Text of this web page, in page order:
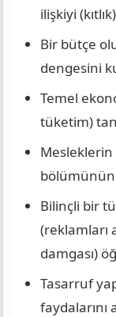
ilişkiyi
Bir bütçe
dengesini
Temel
tüketim)
Bilinçli bir
(reklamları
damgası)
Tasarruf
faydalarını